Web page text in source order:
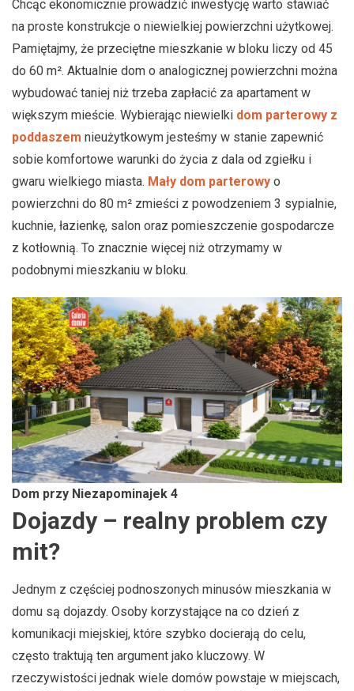
Chcąc ekonomicznie prowadzić inwestycję warto stawiać
na proste konstrukcje o niewielkiej powierzchni użytkowej.
Pamiętajmy, że przeciętne mieszkanie w bloku liczy od 45
do 60 m². Aktualnie dom o analogicznej powierzchni można
wybudować taniej niż trzeba zapłacić za apartament w
większym mieście. Wybierając niewielki dom parterowy z
poddaszem nieużytkowym jesteśmy w stanie zapewnić
sobie komfortowe warunki do życia z dala od zgiełku i
gwaru wielkiego miasta. Mały dom parterowy o
powierzchni do 80 m² zmieści z powodzeniem 3 sypialnie,
kuchnie, łazienkę, salon oraz pomieszczenie gospodarcze
z kotłownią. To znacznie więcej niż otrzymamy w
podobnymi mieszkaniu w bloku.
Dom przy Niezapominajek 4
Dojazdy – realny problem czy
mit?
Jednym z częściej podnoszonych minusów mieszkania w
domu są dojazdy. Osoby korzystające na co dzień z
komunikacji miejskiej, które szybko docierają do celu,
często traktują ten argument jako kluczowy. W
rzeczywistości jednak wiele domów powstaje w miejscach,